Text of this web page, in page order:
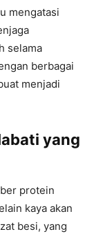
mengatasi
selama
berbagai
menjadi
yang
protein
kaya akan
besi, yang